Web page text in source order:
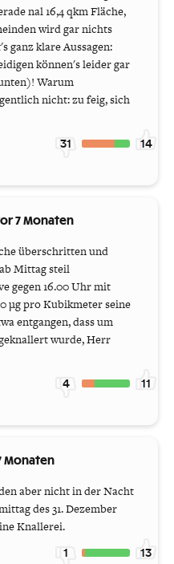
nal 16,4 qkm Fläche,
wird gar nichts
ganz klare Aussagen:
können's leider gar
Warum
nicht: zu feig, sich
31 14
7 Monaten
überschritten und
Mittag steil
gegen 16.00 Uhr mit
µg pro Kubikmeter seine
entgangen, dass um
wurde, Herr
4 11
Monaten
aber nicht in der Nacht
des 31. Dezember
Knallerei.
1 13